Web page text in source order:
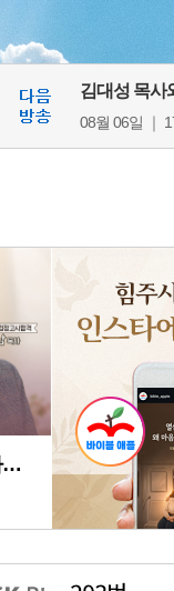
08월 06일 ｜
상처뿐인 어린 시절… 그녀는 가장 낮은 곳에서 희망이 되었습니다 [샤론의 꽃 필 때 36회 김옥남 목사 편]